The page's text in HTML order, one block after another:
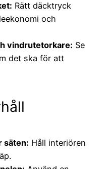
Rätt däcktryck
och
vindrutetorkare: Se
det ska för att
säten: Håll interiören